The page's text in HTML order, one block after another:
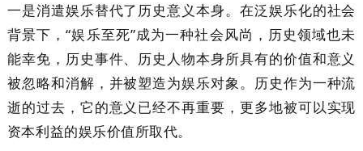
一是消遣娱乐替代了历史意义本身。在泛娱乐化的社会
背景下，“娱乐至死”成为一种社会风尚，历史领域也未
能幸免，历史事件、历史人物本身所具有的价值和意义
被忽略和消解，并被塑造为娱乐对象。历史作为一种流
逝的过去，它的意义已经不再重要，更多地被可以实现
资本利益的娱乐价值所取代。